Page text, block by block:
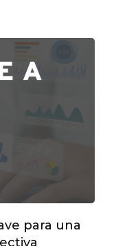
para una